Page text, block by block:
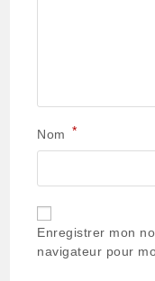
Nom *
Enregistrer mon
navigateur pour